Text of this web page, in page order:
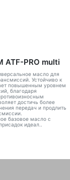
ATF-PRO multi
масло для
Устойчиво к
повышенным уровнем
благодаря
достичь более
передач и продлить
базовое масло с
идеал..